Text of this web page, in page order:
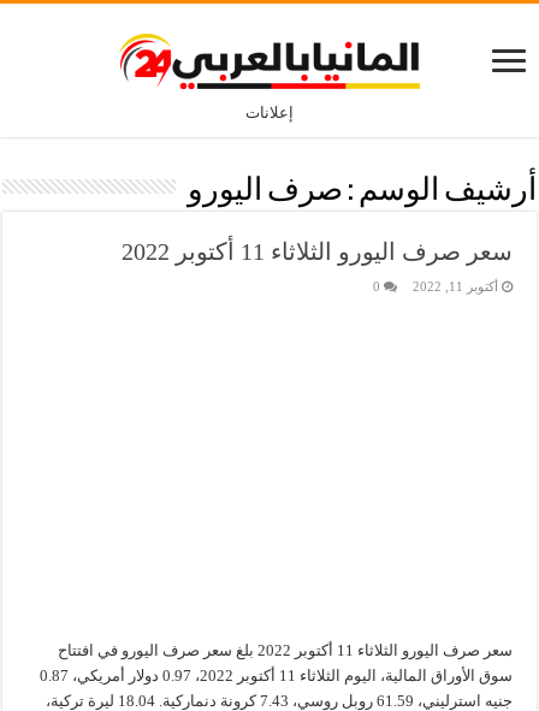
إعلانات
أرشيف الوسم : صرف اليورو
سعر صرف اليورو الثلاثاء 11 أكتوبر 2022
أكتوبر 11, 2022 0
سعر صرف اليورو الثلاثاء 11 أكتوبر 2022 بلغ سعر صرف اليورو في افتتاح
سوق الأوراق المالية، اليوم الثلاثاء 11 أكتوبر 2022، 0.97 دولار أمريكي، 0.87
جنيه استرليني، 61.59 روبل روسي، 7.43 كرونة دنماركية. 18.04 ليرة تركية،